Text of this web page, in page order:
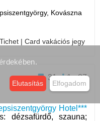
Kovászna
| Card vakációs jegy
Hotel***
dézsafürdő, szauna;
1 - 87
31
Elutasítás Elfogadom